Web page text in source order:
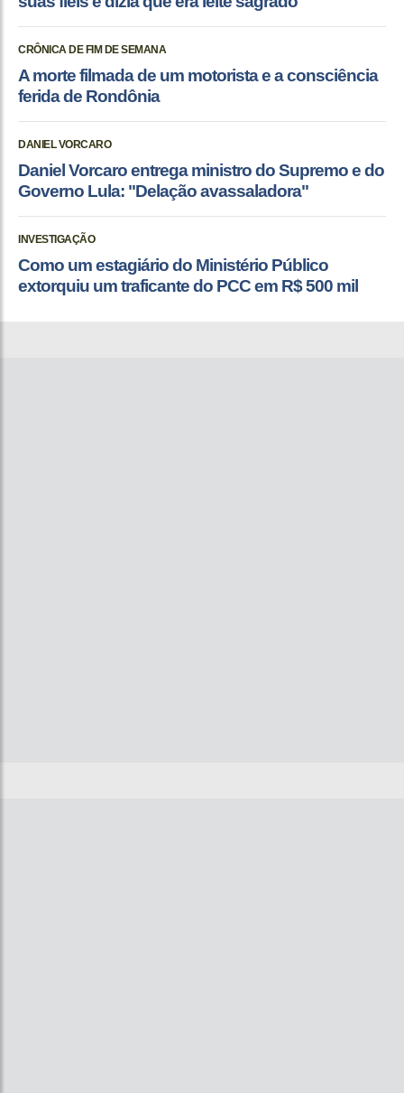
CRÔNICA DE FIM DE SEMANA
A morte filmada de um motorista e a consciência
ferida de Rondônia
DANIEL VORCARO
Daniel Vorcaro entrega ministro do Supremo e do
Governo Lula: "Delação avassaladora"
INVESTIGAÇÃO
Como um estagiário do Ministério Público
extorquiu um traficante do PCC em R$ 500 mil